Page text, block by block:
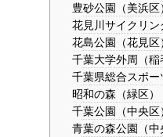
豊砂公園（美浜区
花見川サイクリン
花島公園（花見区
千葉大学外周（稲
千葉県総合スポー
昭和の森（緑区）
千葉公園（中央区
青葉の森公園（中